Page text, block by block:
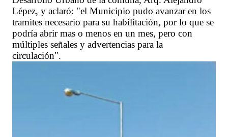
Lépez, y aclaró: "el Municipio pudo avanzar en los
tramites necesario para su habilitación, por lo que se
podría abrir mas o menos en un mes, pero con
múltiples señales y advertencias para la
circulación".